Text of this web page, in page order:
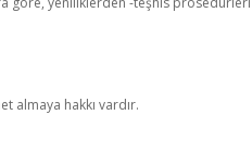
almaya hakkı vardır.